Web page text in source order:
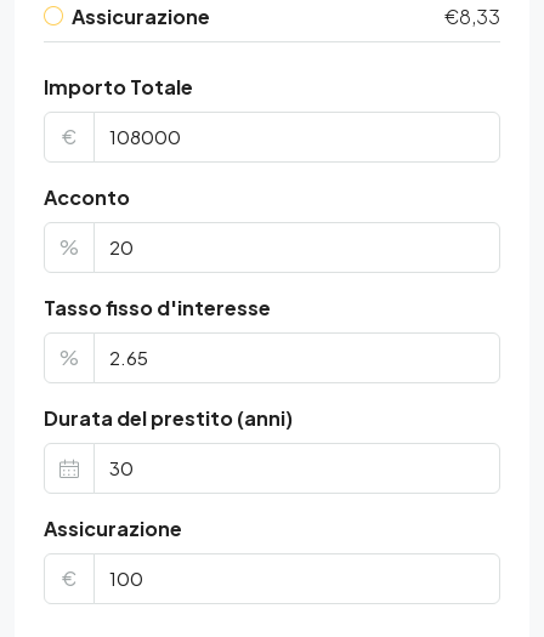
Assicurazione
€8,33
Importo Totale
€
Acconto
%
Tasso fisso d'interesse
%
Durata del prestito (anni)
Assicurazione
€